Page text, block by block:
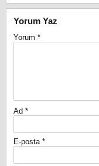
Yorum Yaz
Yorum *
Ad *
E-posta *